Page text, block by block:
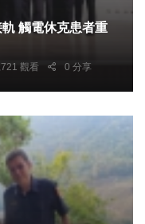
重
觀看 0 分享